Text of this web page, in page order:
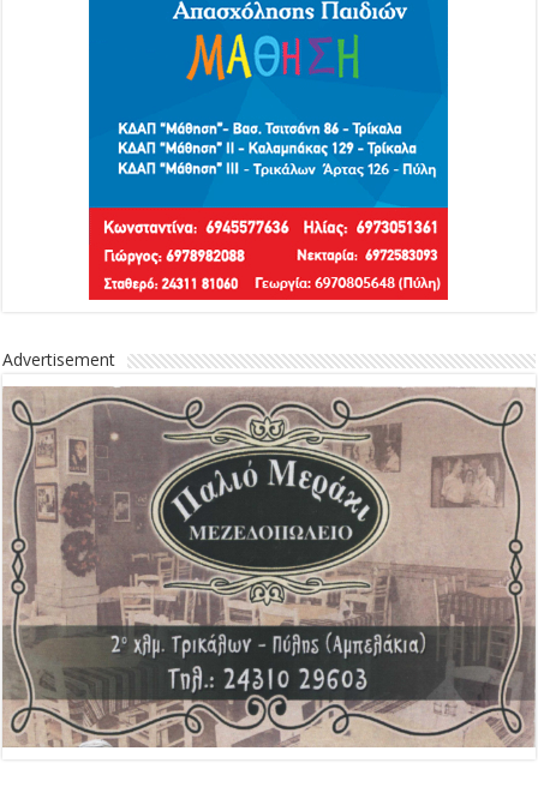
Advertisement